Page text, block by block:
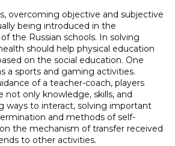
overcoming objective and subjective
being introduced in the
the Russian schools. In solving
should help physical education
on the social education. One
a sports and gaming activities.
of a teacher-coach, players
not only knowledge, skills, and
ways to interact, solving important
and methods of self-
the mechanism of transfer received
to other activities.